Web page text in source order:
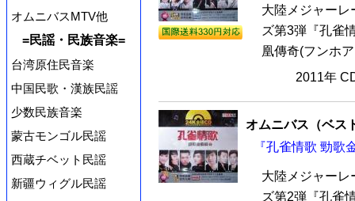
オムニバスMTV他
=民謡・民族音楽=
台湾原住民音楽
中国民歌・漢族民謡
少数民族音楽
蒙古モンゴル民謡
西蔵チベット民謡
新疆ウィグル民謡
大陸メジャーレ
ズ第3弾『孔雀
凰傳奇(フンホ
2011年
オムニバス（ベス
『孔雀情歌 勁歌
大陸メジャーレ
ズ第2弾『孔雀